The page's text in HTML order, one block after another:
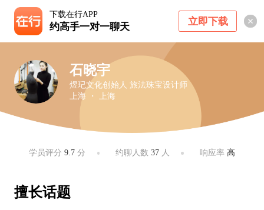
下载在行APP
约高手一对一聊天 立即下载
石晓宇
煜玘文化创始人 旅法珠宝设计师
上海 ・ 上海
学员评分9.7 分 约聊人数 37人 响应率 高
擅长话题